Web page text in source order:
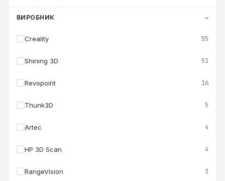
ВИРОБНИК
Creality 55
Shining 3D 51
Revopoint 16
Thunk3D 5
Artec 4
HP 3D Scan 4
RangeVision 3